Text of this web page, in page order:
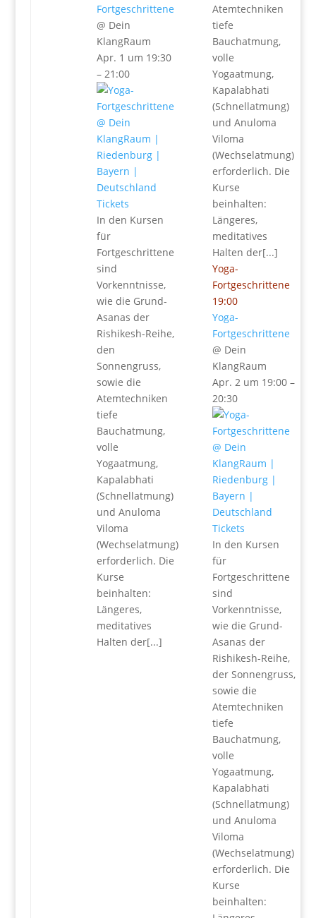
Fortgeschrittene
@ Dein
KlangRaum
Apr. 1 um 19:30
– 21:00
Tickets
In den Kursen
für
Fortgeschrittene
sind
Vorkenntnisse,
wie die Grund-
Asanas der
Rishikesh-Reihe,
den
Sonnengruss,
sowie die
Atemtechniken
tiefe
Bauchatmung,
volle
Yogaatmung,
Kapalabhati
(Schnellatmung)
und Anuloma
Viloma
(Wechselatmung)
erforderlich. Die
Kurse
beinhalten:
Längeres,
meditatives
Halten der[...]
Atemtechniken
tiefe
Bauchatmung,
volle
Yogaatmung,
Kapalabhati
(Schnellatmung)
und Anuloma
Viloma
(Wechselatmung)
erforderlich. Die
Kurse
beinhalten:
Längeres,
meditatives
Halten der[...]
Yoga-
Fortgeschrittene
19:00
Yoga-
Fortgeschrittene
@ Dein
KlangRaum
Apr. 2 um 19:00 –
20:30
Tickets
In den Kursen
für
Fortgeschrittene
sind
Vorkenntnisse,
wie die Grund-
Asanas der
Rishikesh-Reihe,
der Sonnengruss,
sowie die
Atemtechniken
tiefe
Bauchatmung,
volle
Yogaatmung,
Kapalabhati
(Schnellatmung)
und Anuloma
Viloma
(Wechselatmung)
erforderlich. Die
Kurse
beinhalten: